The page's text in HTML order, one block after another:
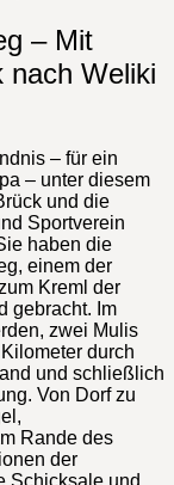
– Mit
nach Weliki
– für ein
– unter diesem
und die
Sportverein
haben die
einem der
Kreml der
gebracht. Im
zwei Mulis
durch
und schließlich
Von Dorf zu
Rande des
der
Schicksale und